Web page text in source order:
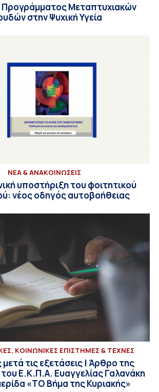
Μεταπτυχιακών
στην Ψυχική Υγεία
ΝΕΑ & ΑΝΑΚΟΙΝΩΣΕΙΣ
υποστήριξη του φοιτητικού
νέος οδηγός αυτοβοήθειας
ΚΟΙΝΩΝΙΚΕΣ ΕΠΙΣΤΗΜΕΣ & ΤΕΧΝΕΣ
τις εξετάσεις | Άρθρο της
Ε.Κ.Π.Α. Ευαγγελίας Γαλανάκη
«ΤΟ Βήμα της Κυριακής»